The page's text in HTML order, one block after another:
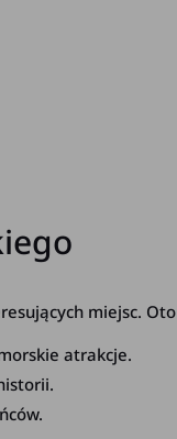
miejsc.
atrakcje.